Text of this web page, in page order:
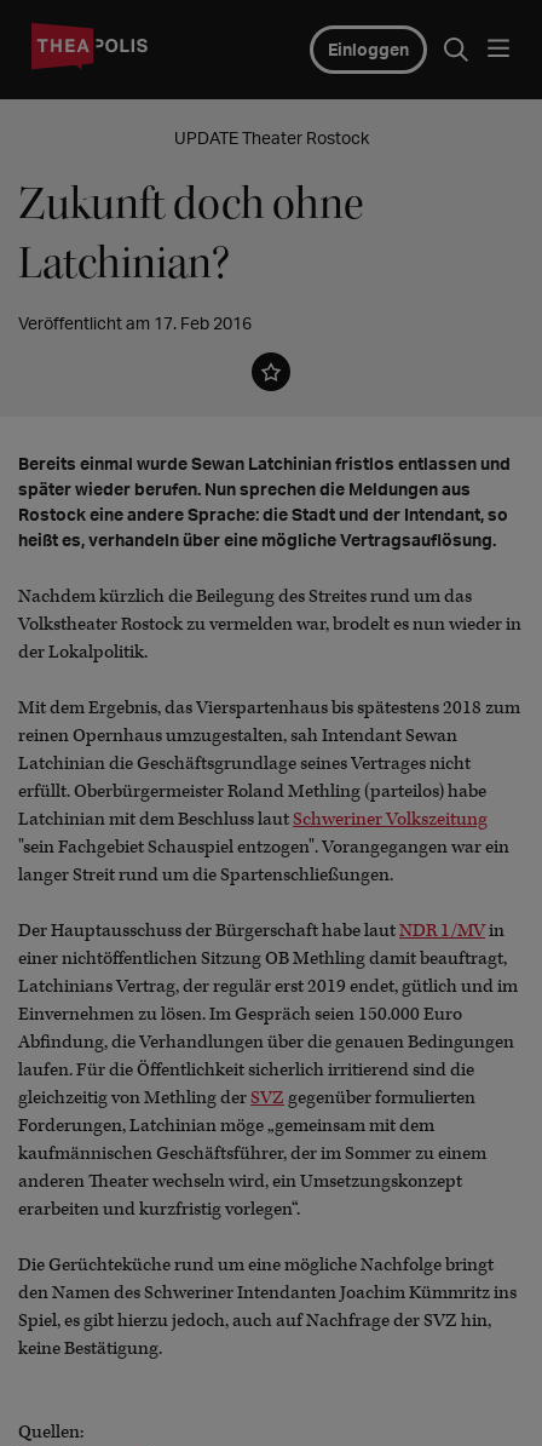
Einloggen
UPDATE Theater Rostock
Zukunft doch ohne
Latchinian?
Veröffentlicht am 17. Feb 2016
Bereits einmal wurde Sewan Latchinian fristlos entlassen und
später wieder berufen. Nun sprechen die Meldungen aus
Rostock eine andere Sprache: die Stadt und der Intendant, so
heißt es, verhandeln über eine mögliche Vertragsauflösung.
Nachdem kürzlich die Beilegung des Streites rund um das
Volkstheater Rostock zu vermelden war, brodelt es nun wieder in
der Lokalpolitik.
Mit dem Ergebnis, das Vierspartenhaus bis spätestens 2018 zum
reinen Opernhaus umzugestalten, sah Intendant Sewan
Latchinian die Geschäftsgrundlage seines Vertrages nicht
erfüllt. Oberbürgermeister Roland Methling (parteilos) habe
Latchinian mit dem Beschluss lautSchweriner Volkszeitung
"sein Fachgebiet Schauspiel entzogen". Vorangegangen war ein
langer Streit rund um die Spartenschließungen.
Der Hauptausschuss der Bürgerschaft habe lautNDR 1/MVin
einer nichtöffentlichen Sitzung OB Methling damit beauftragt,
Latchinians Vertrag, der regulär erst 2019 endet, gütlich und im
Einvernehmen zu lösen. Im Gespräch seien 150.000 Euro
Abfindung, die Verhandlungen über die genauen Bedingungen
laufen. Für die Öffentlichkeit sicherlich irritierend sind die
gleichzeitig von Methling derSVZ gegenüber formulierten
Forderungen, Latchinian möge „gemeinsam mit dem
kaufmännischen Geschäftsführer, der im Sommer zu einem
anderen Theater wechseln wird, ein Umsetzungskonzept
erarbeiten und kurzfristig vorlegen“.
Die Gerüchteküche rund um eine mögliche Nachfolge bringt
den Namen des Schweriner Intendanten Joachim Kümmritz ins
Spiel, es gibt hierzu jedoch, auch auf Nachfrage der SVZ hin,
keine Bestätigung.
Quellen: